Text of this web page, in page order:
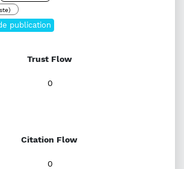
publication
Trust Flow
0
Citation Flow
0